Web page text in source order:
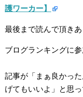
護ワーカー】
最後まで読んで頂き
ブログランキングに参
記事が「まぁ良かっ
げてもいいよ」と思